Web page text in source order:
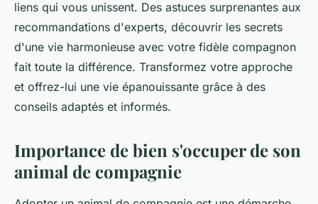
Maxime•12 avril 2025•6 min de lecture
liens qui vous unissent. Des astuces surprenantes aux
recommandations d'experts, découvrir les secrets
d'une vie harmonieuse avec votre fidèle compagnon
fait toute la différence. Transformez votre approche
et offrez-lui une vie épanouissante grâce à des
conseils adaptés et informés.
Importance de bien s'occuper de son
animal de compagnie